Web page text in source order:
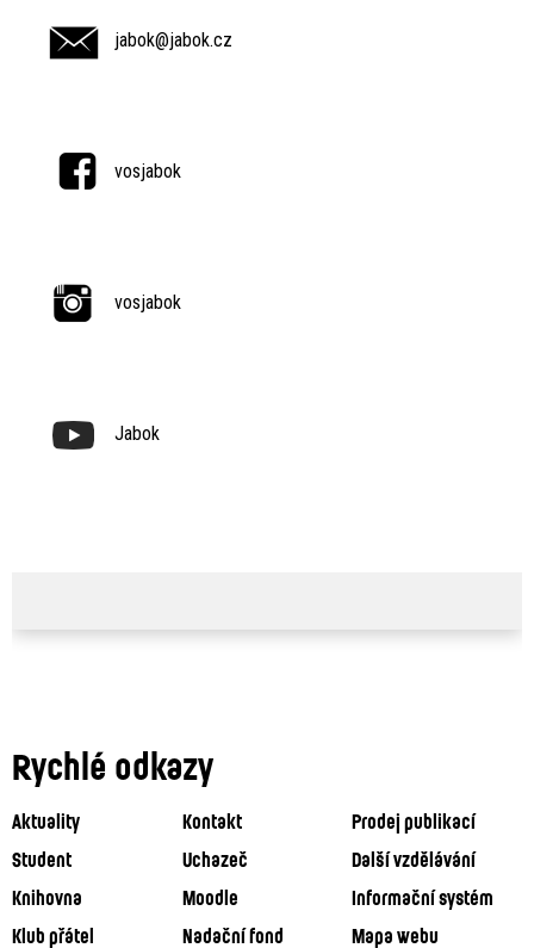
jabok@jabok.cz
vosjabok
vosjabok
Jabok
Rychlé odkazy
Aktuality Kontakt
Prodej publikací
Student
Uchazeč
Další vzdělávání
Knihovna
Moodle
Informační systém
Klub přátel
Nadační fond Mapa webu